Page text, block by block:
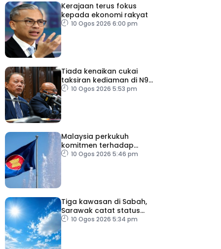
Kerajaan terus fokus
kepada ekonomi rakyat
10 Ogos 2026 6:00 pm
Tiada kenaikan cukai
taksiran kediaman di N9
untuk lima tahun
10 Ogos 2026 5:53 pm
Malaysia perkukuh
komitmen terhadap
keamanan, kemakmuran
10 Ogos 2026 5:46 pm
Tiga kawasan di Sabah,
Sarawak catat status
cuaca panas
10 Ogos 2026 5:34 pm